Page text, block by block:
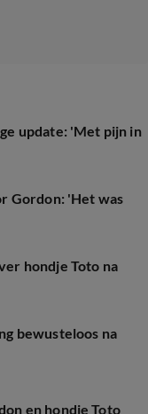
update: 'Met pijn in
Gordon: 'Het was
hondje Toto na
bewusteloos na
en hondje Toto